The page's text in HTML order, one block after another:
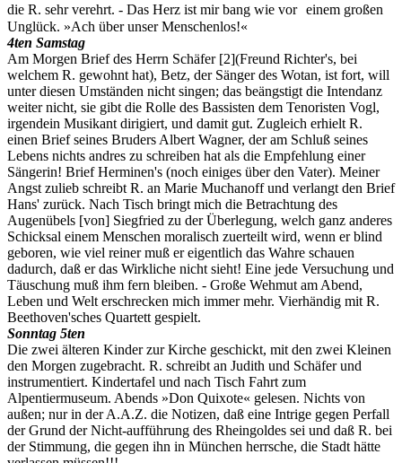
die R. sehr verehrt. - Das Herz ist mir bang wie vor einem großen
Unglück. »Ach über unser Menschenlos!«
4ten Samstag
Am Morgen Brief des Herrn Schäfer [2](Freund Richter's, bei
welchem R. gewohnt hat), Betz, der Sänger des Wotan, ist fort, will
unter diesen Umständen nicht singen; das beängstigt die Intendanz
weiter nicht, sie gibt die Rolle des Bassisten dem Tenoristen Vogl,
irgendein Musikant dirigiert, und damit gut. Zugleich erhielt R.
einen Brief seines Bruders Albert Wagner, der am Schluß seines
Lebens nichts andres zu schreiben hat als die Empfehlung einer
Sängerin! Brief Herminen's (noch einiges über den Vater). Meiner
Angst zulieb schreibt R. an Marie Muchanoff und verlangt den Brief
Hans' zurück. Nach Tisch bringt mich die Betrachtung des
Augenübels [von] Siegfried zu der Überlegung, welch ganz anderes
Schicksal einem Menschen moralisch zuerteilt wird, wenn er blind
geboren, wie viel reiner muß er eigentlich das Wahre schauen
dadurch, daß er das Wirkliche nicht sieht! Eine jede Versuchung und
Täuschung muß ihm fern bleiben. - Große Wehmut am Abend,
Leben und Welt erschrecken mich immer mehr. Vierhändig mit R.
Beethoven'sches Quartett gespielt.
Sonntag 5ten
Die zwei älteren Kinder zur Kirche geschickt, mit den zwei Kleinen
den Morgen zugebracht. R. schreibt an Judith und Schäfer und
instrumentiert. Kindertafel und nach Tisch Fahrt zum
Alpentiermuseum. Abends »Don Quixote« gelesen. Nichts von
außen; nur in der A.A.Z. die Notizen, daß eine Intrige gegen Perfall
der Grund der Nicht-aufführung des Rheingoldes sei und daß R. bei
der Stimmung, die gegen ihn in München herrsche, die Stadt hätte